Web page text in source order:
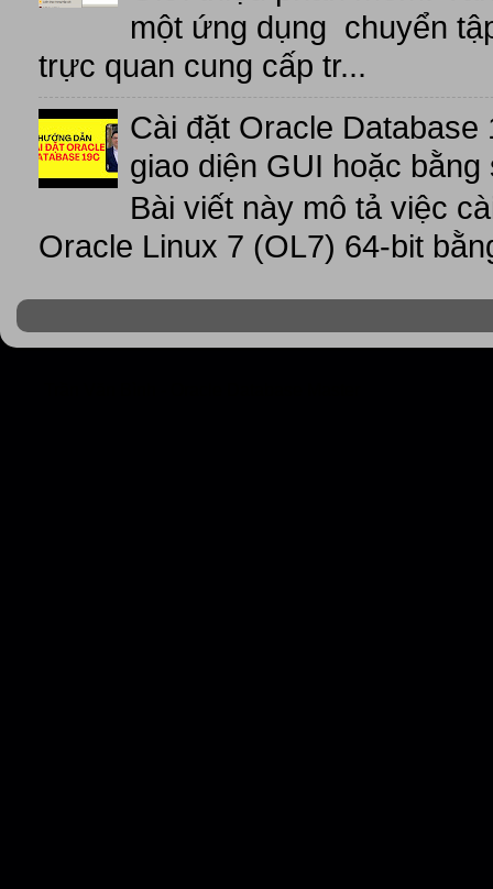
một ứng dụng chuyển
trực quan cung cấp tr...
Cài đặt Oracle
giao diện GUI hoặc bằng
Bài viết này mô tả việc
Oracle Linux 7 (OL7) 64-bit